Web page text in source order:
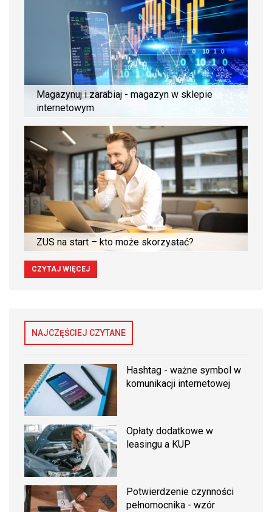
Magazynuj i zarabiaj - magazyn w sklepie
internetowym
ZUS na start – kto może skorzystać?
CZYTAJ WIĘCEJ
NAJCZĘŚCIEJ CZYTANE
Hashtag - ważne symbol w
komunikacji internetowej
Opłaty dodatkowe w
leasingu a KUP
Potwierdzenie czynności
pełnomocnika - wzór